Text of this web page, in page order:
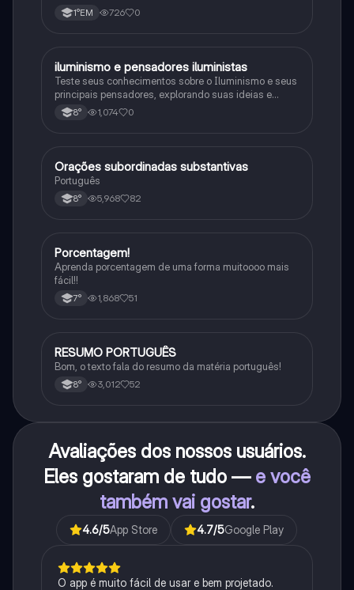
procariontes.
1°EM 726 0
História
iluminismo e pensadores iluministas
Teste seus conhecimentos sobre o Iluminismo e seus
principais pensadores, explorando suas ideias e
impacto histórico.
8° 1,074 0
Português
Orações subordinadas substantivas
Português
8° 5,968 82
Matematica
Porcentagem!
Aprenda porcentagem de uma forma muitoooo mais
fácil!!
7° 1,868 51
Português
RESUMO PORTUGUÊS
Bom, o texto fala do resumo da matéria português!
8° 3,012 52
Avaliações dos nossos usuários.
Eles gostaram de tudo — e você
também vai gostar.
4.6/5App Store 4.7/5Google Play
O app é muito fácil de usar e bem projetado.